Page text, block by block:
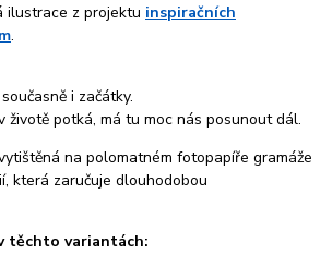
ilustrace z projektu inspiračních
.
i začátky.
životě potká, má tu moc nás posunout dál.
na polomatném fotopapíře gramáže
která zaručuje dlouhodobou
těchto variantách: